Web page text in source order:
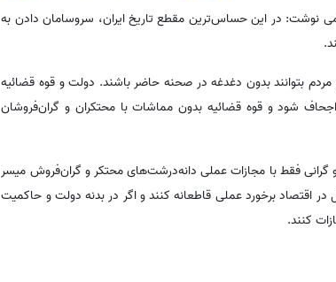
نوشت: در این حساس‌ترین مقطع تاریخ ایران، سروسامان دادن به
بتوانند بدون دغدغه در صحنه حاضر باشند. دولت و قوه قضائیه
شود و قوه قضائیه بدون مماشات با محتکران و گران‌فروشان
فقط با مجازات عملی دانه‌درشت‌های محتکر و گران‌فروش میسر
اقتصاد برخورد عملی قاطعانه کنند و اگر در بدنه دولت و حاکمیت
کنند.